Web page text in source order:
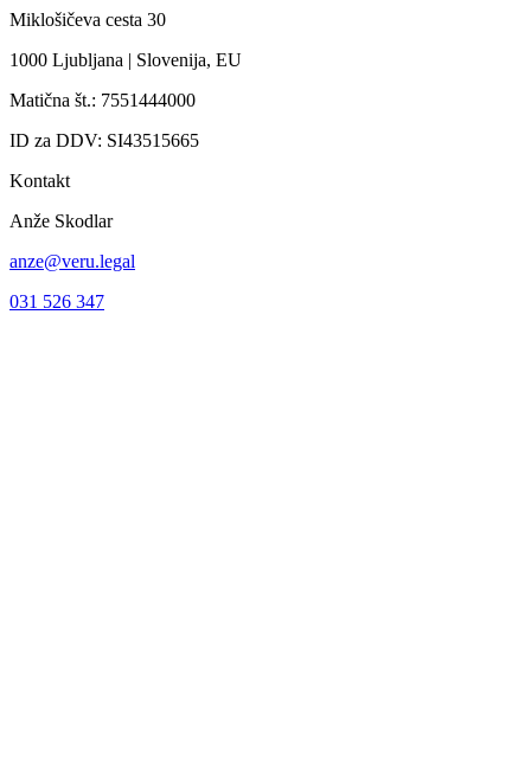
Miklošičeva cesta 30
1000 Ljubljana | Slovenija, EU
Matična št.: 7551444000
ID za DDV: SI43515665
Kontakt
Anže Skodlar
anze@veru.legal
031 526 347